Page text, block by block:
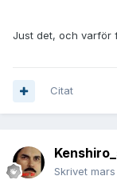
Just det, och varför
Citat
Skrivet